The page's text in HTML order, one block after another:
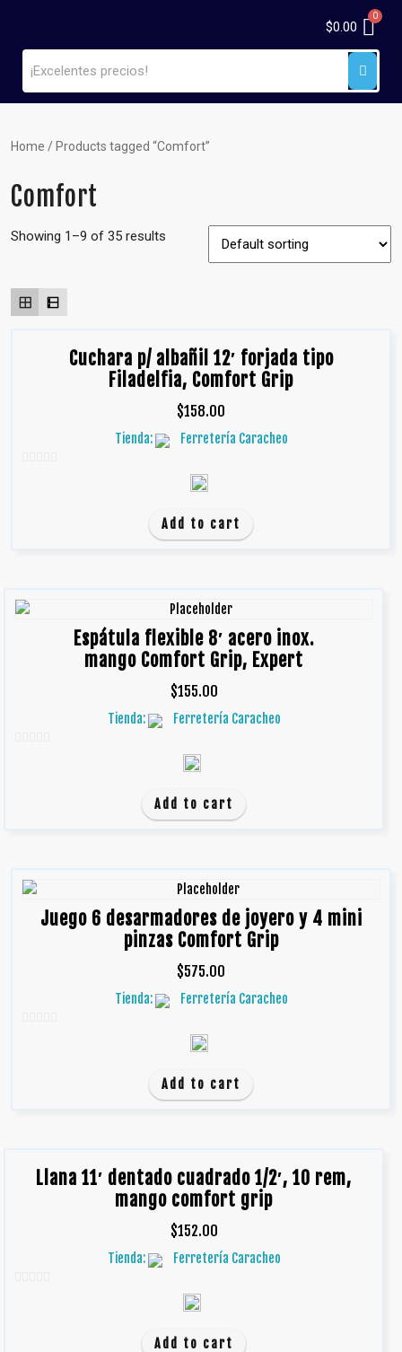
$0.00
Home / Products tagged “Comfort”
Comfort
Showing 1–9 of 35 results
Cuchara p/ albañil 12′ forjada tipo
Filadelfia, Comfort Grip
$158.00
Tienda: Ferretería Caracheo
Add to cart
Espátula flexible 8′ acero inox.
mango Comfort Grip, Expert
$155.00
Tienda: Ferretería Caracheo
Add to cart
Juego 6 desarmadores de joyero y 4 mini
pinzas Comfort Grip
$575.00
Tienda: Ferretería Caracheo
Add to cart
Llana 11′ dentado cuadrado 1/2′, 10 rem,
mango comfort grip
$152.00
Tienda: Ferretería Caracheo
Add to cart